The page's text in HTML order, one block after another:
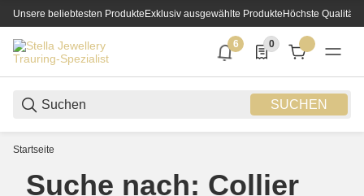
Unsere beliebtesten ProdukteExklusiv ausgewählte ProdukteHöchste Qualität
SUCHEN
6
6 neue Notifizierungen
0
0 Produkte in der
Startseite
Suche nach: Collier